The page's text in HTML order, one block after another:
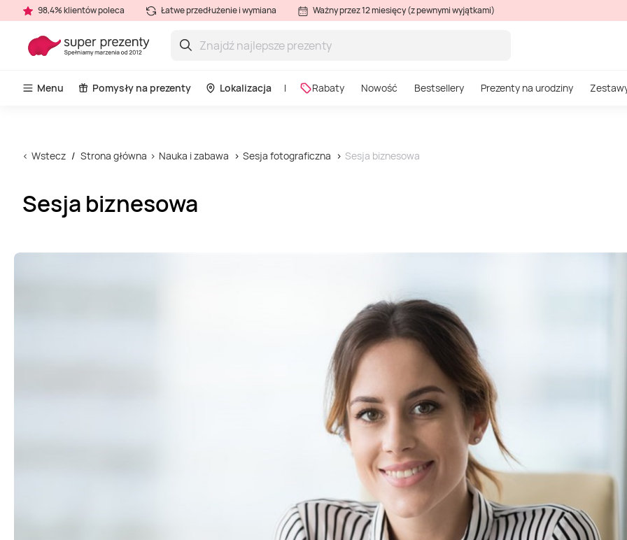
98,4% klientów poleca Łatwe przedłużenie i wymiana Ważny przez 12 miesięcy (z pewnymi wyjątkami)
Menu Pomysły na prezenty Lokalizacja Rabaty Nowość Bestsellery Prezenty na urodziny
Wstecz Strona główna Nauka i zabawa Sesja fotograficzna Sesja biznesowa
Sesja biznesowa